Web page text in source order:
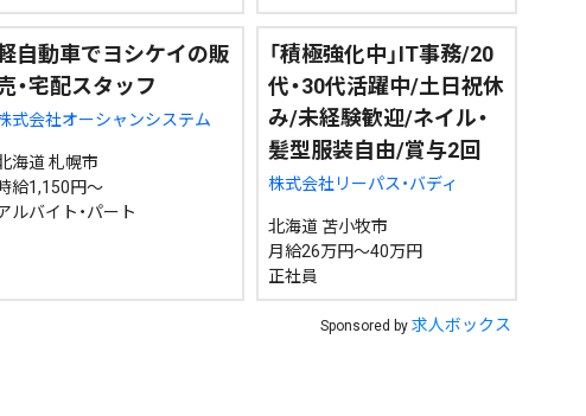
自動車でヨシケイの販
・宅配スタッフ
式会社オーシャンシステム
海道 札幌市
給1,150円～
ルバイト・パート
「積極強化中」IT事務/20
代・30代活躍中/土日祝休
み/未経験歓迎/ネイル・
髪型服装自由/賞与2回
株式会社リーパス・バディ
北海道 苫小牧市
月給26万円～40万円
正社員
Sponsored by 求人ボックス
地域で絞る キーワードで絞る
検索